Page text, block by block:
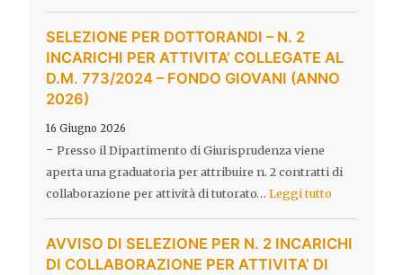
SELEZIONE PER DOTTORANDI – N. 2
INCARICHI PER ATTIVITA’ COLLEGATE AL
D.M. 773/2024 – FONDO GIOVANI (ANNO
2026)
16 Giugno 2026
- Presso il Dipartimento di Giurisprudenza viene
aperta una graduatoria per attribuire n. 2 contratti di
collaborazione per attività di tutorato…Leggi tutto
AVVISO DI SELEZIONE PER N. 2 INCARICHI
DI COLLABORAZIONE PER ATTIVITA’ DI